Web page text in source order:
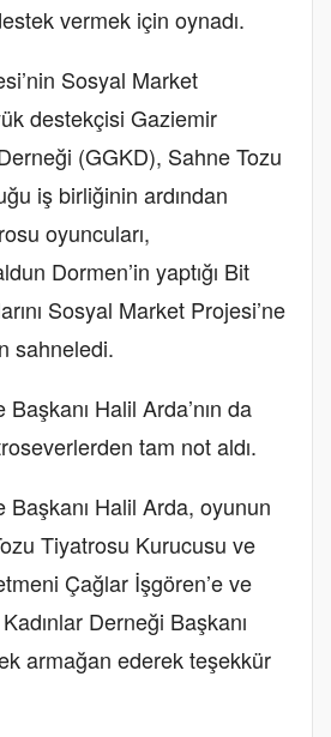
vermek için oynadı.
Sosyal Market
destekçisi Gaziemir
(GGKD), Sahne Tozu
iş birliğinin ardından
oyuncuları,
Dormen’in yaptığı Bit
Sosyal Market Projesi’ne
sahneledi.
Halil Arda’nın da
tam not aldı.
Halil Arda, oyunun
Tiyatrosu Kurucusu ve
Çağlar İşgören’e ve
Derneği Başkanı
armağan ederek teşekkür